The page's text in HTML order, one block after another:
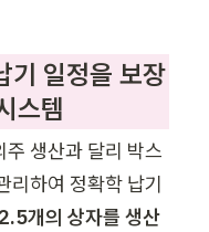
기 일정을 보장
스템
생산과 달리 박스
리하여 정확학 납기
개의 상자를 생산